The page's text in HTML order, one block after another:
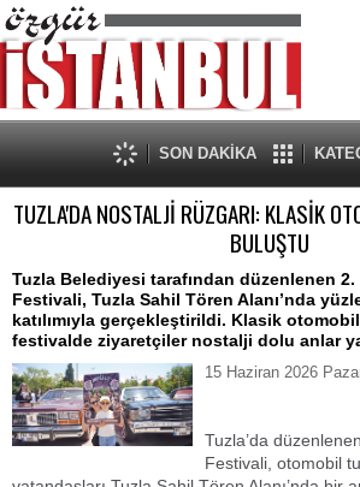
SON DAKİKA
TUZLA'DA NOSTALJİ RÜZGARI: KLASİK
BULUŞTU
Tuzla Belediyesi tarafından düzenlenen
Festivali, Tuzla Sahil Tören Alanı’nda
katılımıyla gerçekleştirildi. Klasik
festivalde ziyaretçiler nostalji dolu anlar
15 Haziran 2026
Tuzla’da
Festivali, otomobil